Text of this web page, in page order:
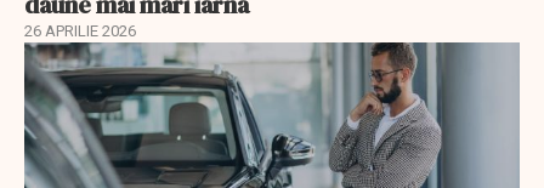
26 APRILIE 2026